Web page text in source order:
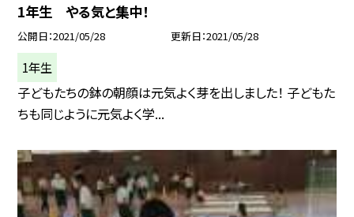
1年生 やる気と集中！
公開日 2021/05/28 更新日 2021/05/28
1年生
子どもたちの鉢の朝顔は元気よく芽を出しました！ 子どもた
ちも同じように元気よく学...